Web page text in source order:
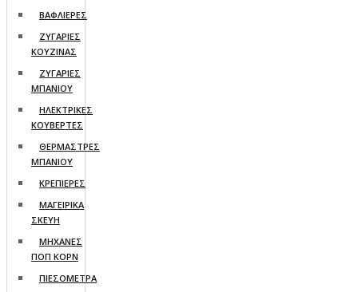
ΒΑΦΛΙΕΡΕΣ
ΖΥΓΑΡΙΕΣ
ΚΟΥΖΙΝΑΣ
ΖΥΓΑΡΙΕΣ
ΜΠΑΝΙΟΥ
ΗΛΕΚΤΡΙΚΕΣ
ΚΟΥΒΕΡΤΕΣ
ΘΕΡΜΑΣΤΡΕΣ
ΜΠΑΝΙΟΥ
ΚΡΕΠΙΕΡΕΣ
ΜΑΓΕΙΡΙΚΑ
ΣΚΕΥΗ
ΜΗΧΑΝΕΣ
ΠΟΠ ΚΟΡΝ
ΠΙΕΣΟΜΕΤΡΑ